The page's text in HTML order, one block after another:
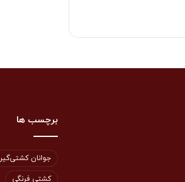
برچسب ها
جوانان کشتی‌گیر
کشتی فرنگی